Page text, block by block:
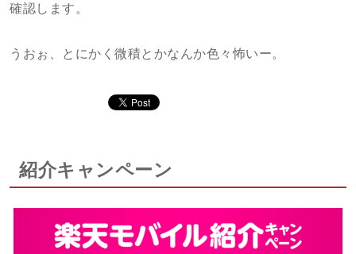
確認します。
うおぉ、とにかく微積とかなんか色々怖いー。
紹介キャンペーン